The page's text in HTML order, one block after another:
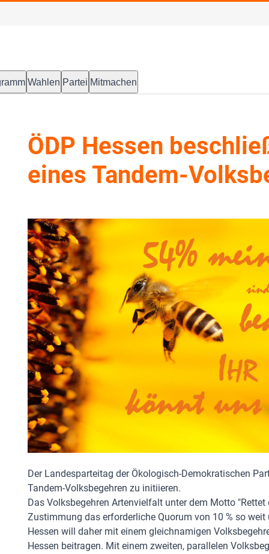
Wahlen Partei Mitmachen
ÖDP Hessen
eines Tandem-
Der Landesparteitag der Ökologisch-Demokratischen
Tandem-Volksbegehren zu initiieren.
Das Volksbegehren Artenvielfalt unter dem Motto
Zustimmung das erforderliche Quorum von 10 % so
Hessen will daher mit einem gleichnamigen
Hessen beitragen. Mit einem zweiten, parallelen